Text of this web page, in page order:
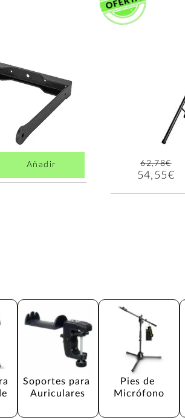
Añadir 62,78€
54,55€
Soportes para
Auriculares
Pies de
Micrófono